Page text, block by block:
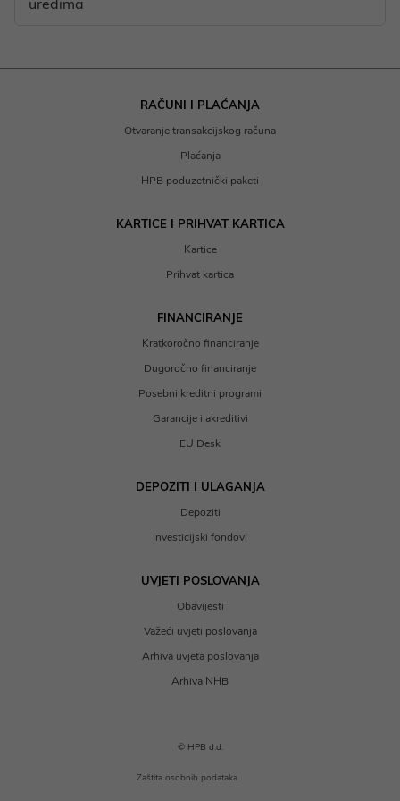
uredima
RAČUNI I PLAĆANJA
Otvaranje transakcijskog računa
Plaćanja
HPB poduzetnički paketi
KARTICE I PRIHVAT KARTICA
Kartice
Prihvat kartica
FINANCIRANJE
Kratkoročno financiranje
Dugoročno financiranje
Posebni kreditni programi
Garancije i akreditivi
EU Desk
DEPOZITI I ULAGANJA
Depoziti
Investicijski fondovi
UVJETI POSLOVANJA
Obavijesti
Važeći uvjeti poslovanja
Arhiva uvjeta poslovanja
Arhiva NHB
© HPB d.d.
Zaštita osobnih podataka